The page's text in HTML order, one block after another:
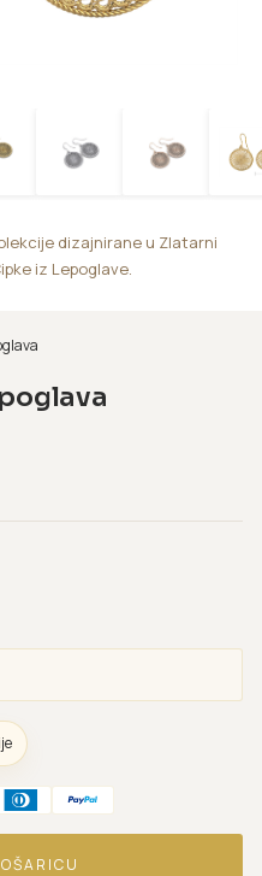
dizajnirane u Zlatarni
iz Lepoglave.